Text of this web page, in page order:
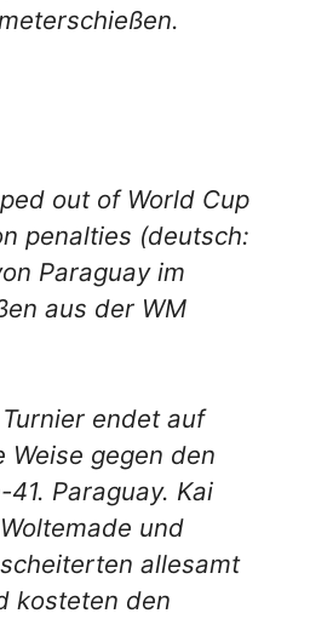
out of World Cup
penalties (deutsch:
Paraguay im
aus der WM
endet auf
Weise gegen den
Paraguay. Kai
und
allesamt
kosteten den